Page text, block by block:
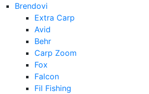
Brendovi
Extra Carp
Avid
Behr
Carp Zoom
Fox
Falcon
Fil Fishing